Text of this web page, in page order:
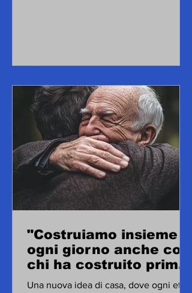
"Costruiamo insieme
ogni giorno anche con
chi ha costruito prima
di noi"
Una nuova idea di casa, dove ogni età